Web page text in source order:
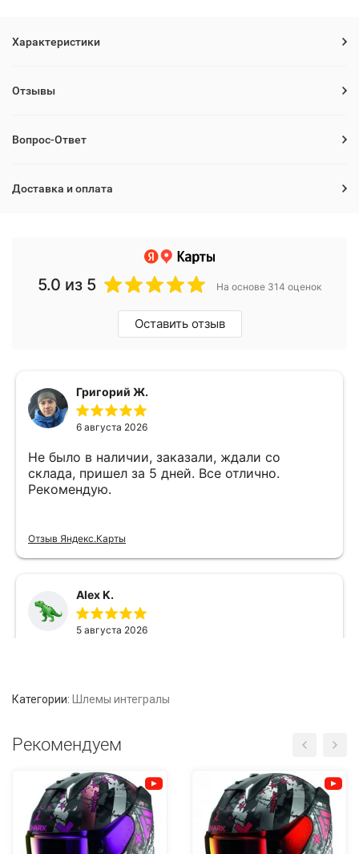
Характеристики
Отзывы
Вопрос-Ответ
Доставка и оплата
Категории: Шлемы интегралы
Рекомендуем